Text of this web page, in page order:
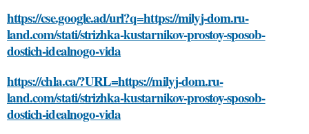
https://cse.google.ad/url?q=https://milyj-dom.ru-
land.com/stati/strizhka-kustarnikov-prostoy-sposob-
dostich-idealnogo-vida
https://chla.ca/?URL=https://milyj-dom.ru-
land.com/stati/strizhka-kustarnikov-prostoy-sposob-
dostich-idealnogo-vida